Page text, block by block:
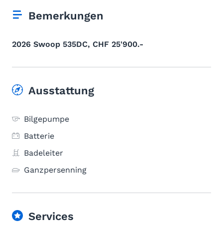
Bemerkungen
2026 Swoop 535DC, CHF 25'900.-
Ausstattung
Bilgepumpe
Batterie
Badeleiter
Ganzpersenning
Services